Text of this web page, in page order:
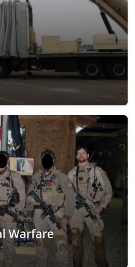
Warfare